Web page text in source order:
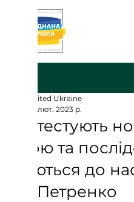
ЗСУ тестують
зброю та
готуються до
Ігор Петренко
United Ukraine
28 лют. 2023 р.